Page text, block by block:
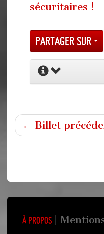
sécuritaires !
Partager sur
← Billet
À propos